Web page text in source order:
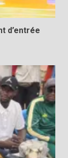
d’entrée